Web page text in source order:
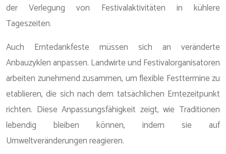
der Verlegung von Festivalaktivitäten in kühlere
Tageszeiten.
Auch Erntedankfeste müssen sich an veränderte
Anbauzyklen anpassen. Landwirte und Festivalorganisatoren
arbeiten zunehmend zusammen, um flexible Festtermine zu
etablieren, die sich nach dem tatsächlichen Erntezeitpunkt
richten. Diese Anpassungsfähigkeit zeigt, wie Traditionen
lebendig bleiben können, indem sie auf
Umweltveränderungen reagieren.